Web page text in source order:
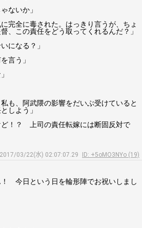
ないか」
完全に毒された。はっきり言うが、ちょ
、この責任をどう取ってくれるんだ？」
になる？」
言う」
も、阿武隈の影響をだいぶ受けていると
しよう」
ど！？ 上司の責任転嫁には断固反対で
2017/03/22(水) 02:07:07.29
ID: +5oMO3NYo (19)
今日という日を輪形陣でお祝いしまし